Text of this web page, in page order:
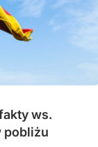
ws.
pobliżu